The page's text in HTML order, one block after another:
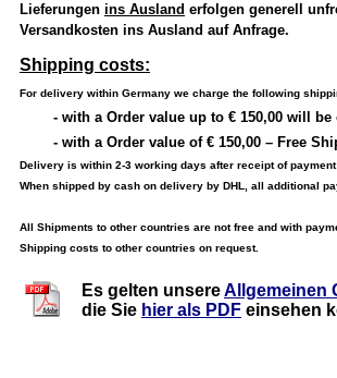
Lieferungen ins Ausland erfolgen generell
Versandkosten ins Ausland auf Anfrage.
Shipping costs:
For delivery within Germany we charge the following
- with a Order value up to € 150,00 will
- with a Order value of € 150,00 – Free
Delivery is within 2-3 working days after receipt of
When shipped by cash on delivery by DHL, all additional
All Shipments to other countries are not free and with
Shipping costs to other countries on request.
Es gelten unsereAllgemeinen
die Sie hier als PDF einsehen